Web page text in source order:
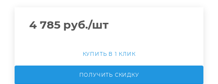
4 785 руб./шт
КУПИТЬ В 1 КЛИК
ПОЛУЧИТЬ СКИДКУ